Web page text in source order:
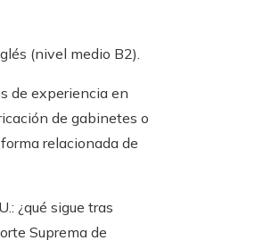
(nivel medio B2).
de experiencia en
de gabinetes o
relacionada de
¿qué sigue tras
Suprema de